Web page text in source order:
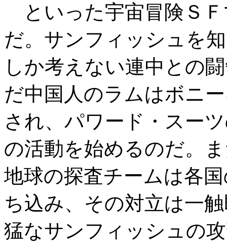
といった宇宙冒険Ｓ
だ。サンフィッシュを
しか考えない連中との
だ中国人のラムはボニ
され、パワード・スー
の活動を始めるのだ。
地球の探査チームは各
ち込み、その対立は一
猛なサンフィッシュの